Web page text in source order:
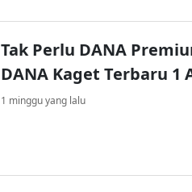
Tak Perlu DANA
DANA Kaget Terbaru 1
1 minggu yang lalu